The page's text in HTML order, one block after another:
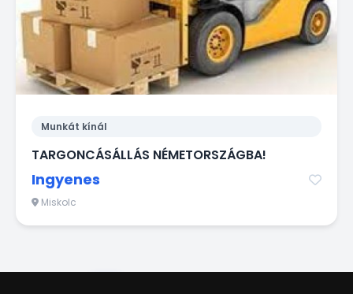
Munkát kínál
TARGONCÁSÁLLÁS NÉMETORSZÁGBA!
Ingyenes
Miskolc